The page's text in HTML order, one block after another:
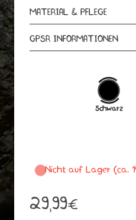
MATERIAL & PFLEGE
Breites, geripptes
GPSR INFORMATIONEN
Name: Gipfelnovation,
Email-Adresse:
Postanschrift: Im Lus 26,
Schwarz
Nicht auf Lager (ca.
29,99€